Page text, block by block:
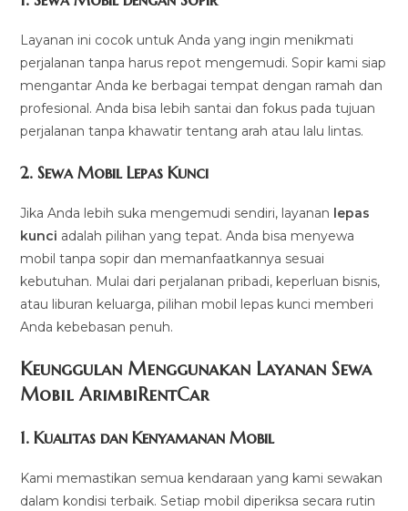
Layanan ini cocok untuk Anda yang ingin menikmati
perjalanan tanpa harus repot mengemudi. Sopir kami siap
mengantar Anda ke berbagai tempat dengan ramah dan
profesional. Anda bisa lebih santai dan fokus pada tujuan
perjalanan tanpa khawatir tentang arah atau lalu lintas.
2.Sewa Mobil Lepas Kunci
Jika Anda lebih suka mengemudi sendiri, layanan lepas
kunci adalah pilihan yang tepat. Anda bisa menyewa
mobil tanpa sopir dan memanfaatkannya sesuai
kebutuhan. Mulai dari perjalanan pribadi, keperluan bisnis,
atau liburan keluarga, pilihan mobil lepas kunci memberi
Anda kebebasan penuh.
Keunggulan Menggunakan Layanan Sewa
Mobil ArimbiRentCar
1.Kualitas dan Kenyamanan Mobil
Kami memastikan semua kendaraan yang kami sewakan
dalam kondisi terbaik. Setiap mobil diperiksa secara rutin